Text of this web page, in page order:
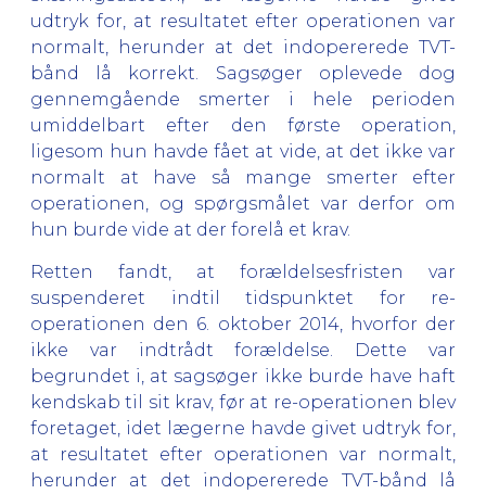
udtryk for, at resultatet efter operationen var
normalt, herunder at det indopererede TVT-
bånd lå korrekt. Sagsøger oplevede dog
gennemgående smerter i hele perioden
umiddelbart efter den første operation,
ligesom hun havde fået at vide, at det ikke var
normalt at have så mange smerter efter
operationen, og spørgsmålet var derfor om
hun burde vide at der forelå et krav.
Retten fandt, at forældelsesfristen var
suspenderet indtil tidspunktet for re-
operationen den 6. oktober 2014, hvorfor der
ikke var indtrådt forældelse. Dette var
begrundet i, at sagsøger ikke burde have haft
kendskab til sit krav, før at re-operationen blev
foretaget, idet lægerne havde givet udtryk for,
at resultatet efter operationen var normalt,
herunder at det indopererede TVT-bånd lå